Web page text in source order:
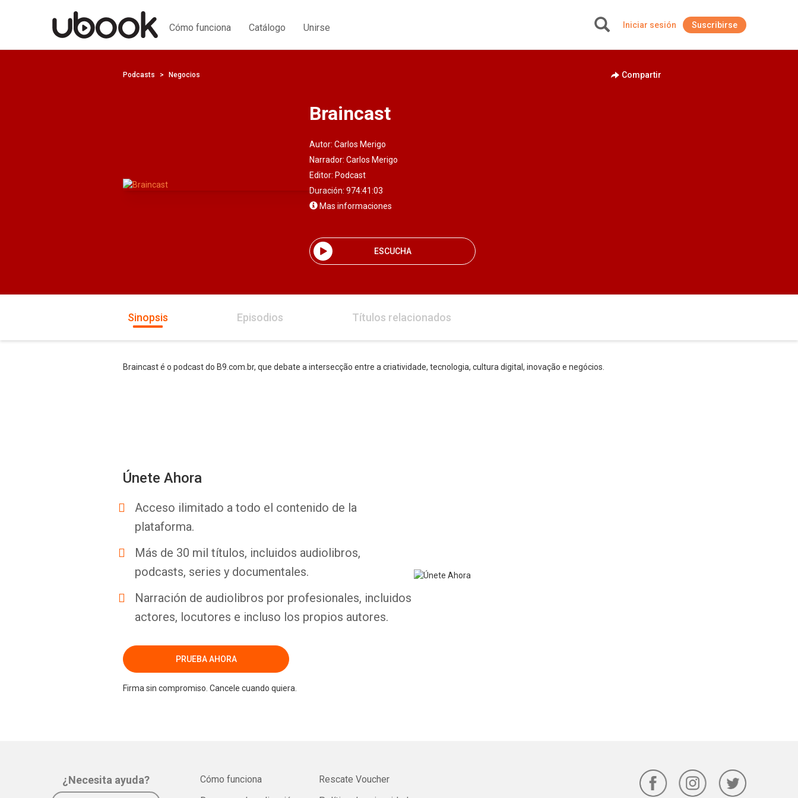
Cómo funciona Catálogo Unirse Iniciar sesión Suscribirse
Podcasts Negocios Compartir
Braincast
Autor: Carlos Merigo
Narrador: Carlos Merigo
Editor: Podcast
Duración: 974:41:03
Mas informaciones
ESCUCHA
Sinopsis Episodios Títulos relacionados
Braincast é o podcast do B9.com.br, que debate a intersecção entre a criatividade, tecnologia, cultura digital, inovação e negócios.
Únete Ahora
Acceso ilimitado a todo el contenido de la
plataforma.
Más de 30 mil títulos, incluidos audiolibros,
podcasts, series y documentales.
Narración de audiolibros por profesionales, incluidos
actores, locutores e incluso los propios autores.
PRUEBA AHORA
Firma sin compromiso. Cancele cuando quiera.
¿Necesita ayuda?
Cómo funciona
Rescate Voucher
Facebook